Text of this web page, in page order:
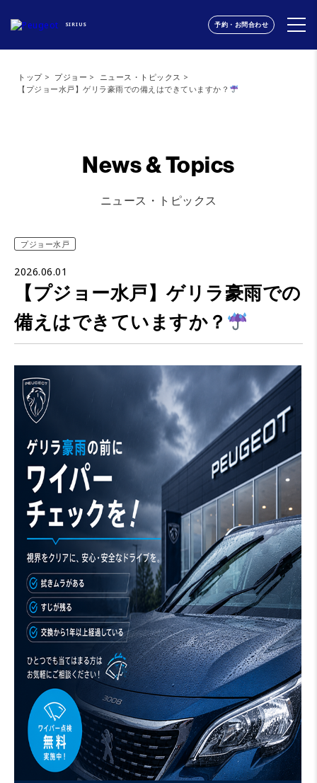
SIRIUS 予約・お問合わせ
トップ プジョー
ニュース・トピックス
【プジョー水戸】ゲリラ豪雨での備えはできていますか？
News & Topics
ニュース・トピックス
プジョー水戸
2026.06.01
【プジョー水戸】ゲリラ豪雨での
備えはできていますか？